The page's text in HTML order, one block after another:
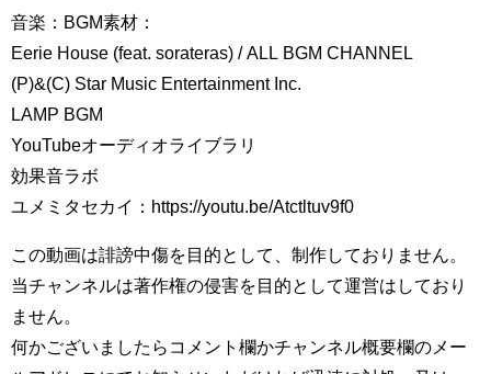
音楽：BGM素材：
Eerie House (feat. sorateras) / ALL BGM CHANNEL
(P)&(C) Star Music Entertainment Inc.
LAMP BGM
YouTubeオーディオライブラリ
効果音ラボ
ユメミタセカイ：https://youtu.be/Atctltuv9f0
この動画は誹謗中傷を目的として、制作しておりません。
当チャンネルは著作権の侵害を目的として運営はしており
ません。
何かございましたらコメント欄かチャンネル概要欄のメー